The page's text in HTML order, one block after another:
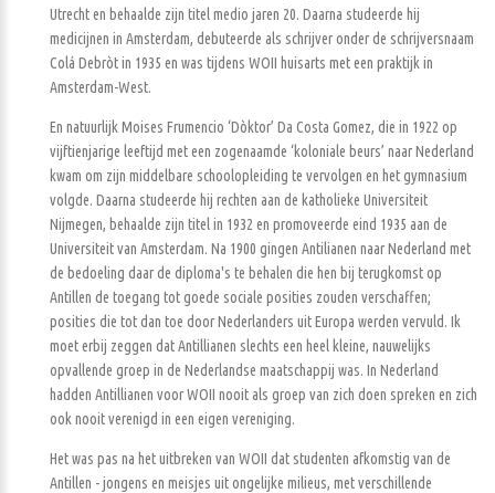
Utrecht en behaalde zijn titel medio jaren 20. Daarna studeerde hij
medicijnen in Amsterdam, debuteerde als schrijver onder de schrijversnaam
Colá Debròt in 1935 en was tijdens WOII huisarts met een praktijk in
Amsterdam-West.
En natuurlijk Moises Frumencio ‘Dòktor’ Da Costa Gomez, die in 1922 op
vijftienjarige leeftijd met een zogenaamde ‘koloniale beurs’ naar Nederland
kwam om zijn middelbare schoolopleiding te vervolgen en het gymnasium
volgde. Daarna studeerde hij rechten aan de katholieke Universiteit
Nijmegen, behaalde zijn titel in 1932 en promoveerde eind 1935 aan de
Universiteit van Amsterdam. Na 1900 gingen Antilianen naar Nederland met
de bedoeling daar de diploma's te behalen die hen bij terugkomst op
Antillen de toegang tot goede sociale posities zouden verschaffen;
posities die tot dan toe door Nederlanders uit Europa werden vervuld. Ik
moet erbij zeggen dat Antillianen slechts een heel kleine, nauwelijks
opvallende groep in de Nederlandse maatschappij was. In Nederland
hadden Antillianen voor WOII nooit als groep van zich doen spreken en zich
ook nooit verenigd in een eigen vereniging.
Het was pas na het uitbreken van WOII dat studenten afkomstig van de
Antillen - jongens en meisjes uit ongelijke milieus, met verschillende